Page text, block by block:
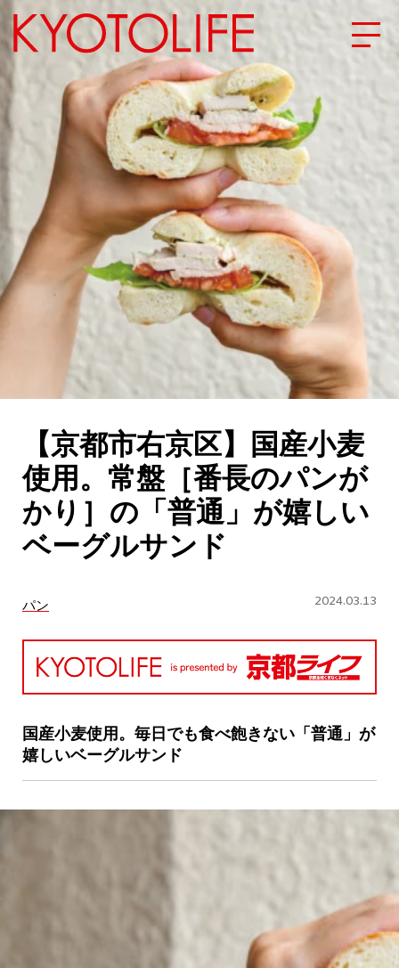
エリアから探す
地図から探す
カテゴリーから探す
SPECIAL
NEW OPEN
SERIES
CULTURE
ABOUT US
Instagram
チケットプレゼント応募
MAIN MENU
SERIES
私と店のはなし
今月の京みやげ
【京都市右京区】国産小麦
使用。常盤［番長のパンが
かり］の「普通」が嬉しい
ベーグルサンド
パン 2024.03.13
国産小麦使用。毎日でも食べ飽きない「普通」が
嬉しいベーグルサンド